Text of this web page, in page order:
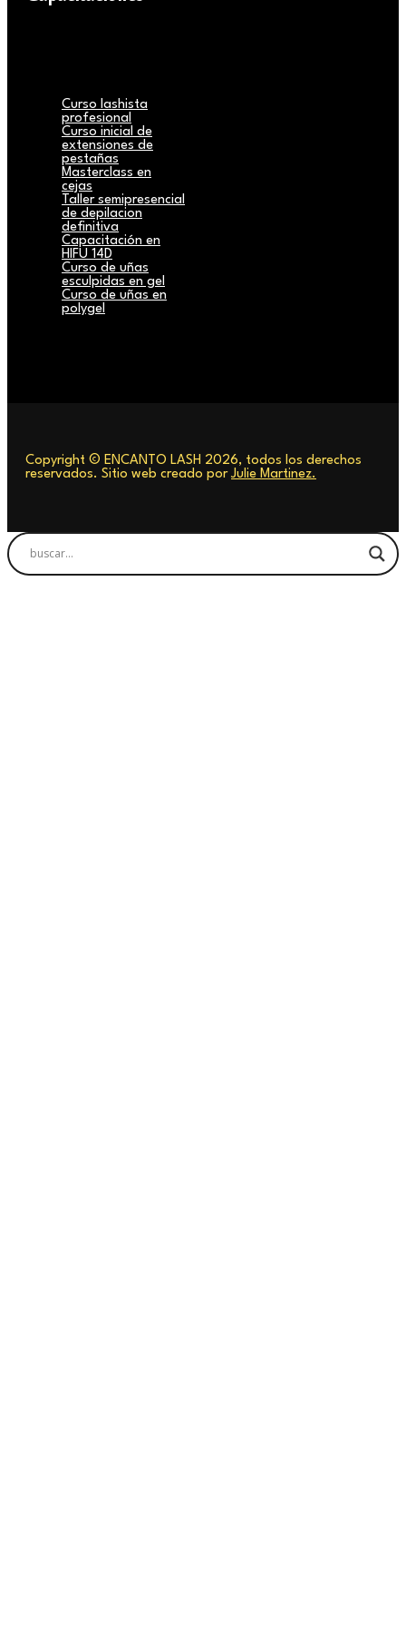
Curso lashista
profesional
Curso inicial de
extensiones de
pestañas
Masterclass en
cejas
Taller semipresencial
de depilacion
definitiva
Capacitación en
HIFU 14D
Curso de uñas
esculpidas en gel
Curso de uñas en
polygel
Copyright © ENCANTO LASH 2026, todos los derechos
reservados. Sitio web creado por Julie Martinez.